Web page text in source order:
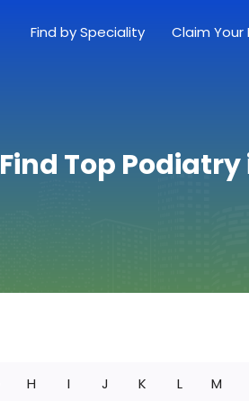
Find by Speciality Claim Your
Find Top
H I J K L M